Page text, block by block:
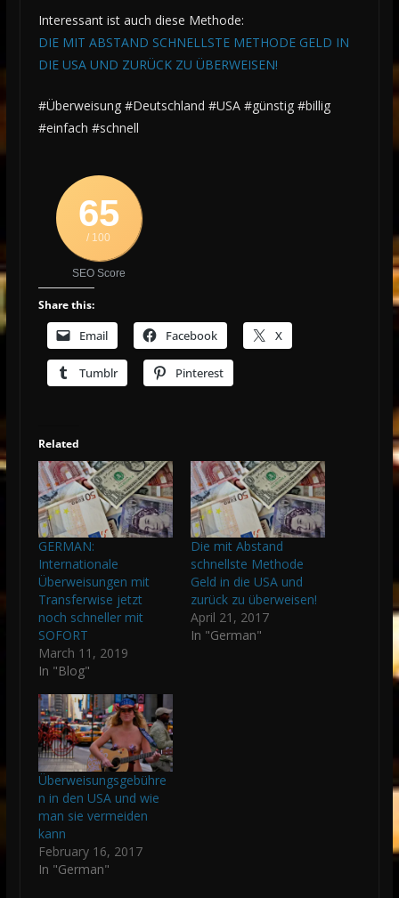
Interessant ist auch diese Methode:
DIE MIT ABSTAND SCHNELLSTE METHODE GELD IN
DIE USA UND ZURÜCK ZU ÜBERWEISEN!
#Überweisung #Deutschland #USA #günstig #billig
#einfach #schnell
65
/ 100
SEO Score
Share this:
Email Facebook X
Tumblr Pinterest
Related
GERMAN:
Internationale
Überweisungen mit
Transferwise jetzt
noch schneller mit
SOFORT
March 11, 2019
In "Blog"
Die mit Abstand
schnellste Methode
Geld in die USA und
zurück zu überweisen!
April 21, 2017
In "German"
Überweisungsgebühre
n in den USA und wie
man sie vermeiden
kann
February 16, 2017
In "German"